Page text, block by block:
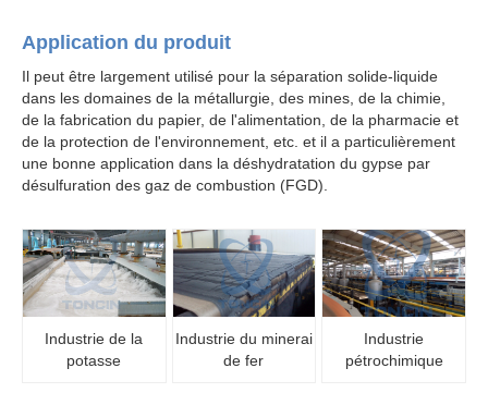
Application du produit
Il peut être largement utilisé pour la séparation solide-liquide
dans les domaines de la métallurgie, des mines, de la chimie,
de la fabrication du papier, de l'alimentation, de la pharmacie et
de la protection de l'environnement, etc. et il a particulièrement
une bonne application dans la déshydratation du gypse par
désulfuration des gaz de combustion (FGD).
Industrie de la
potasse
Industrie du minerai
de fer
Industrie
pétrochimique